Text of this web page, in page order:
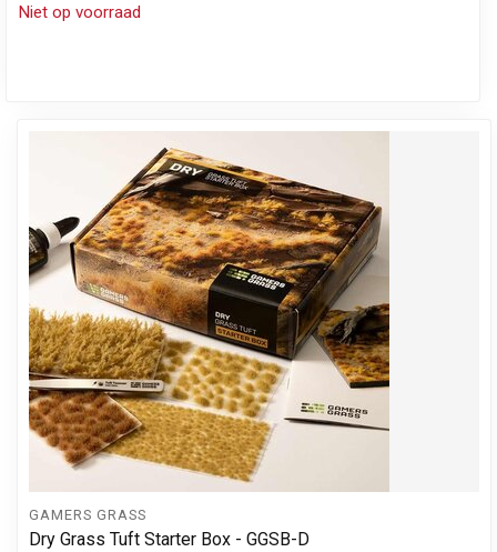
Niet op voorraad
GAMERS GRASS
Dry Grass Tuft Starter Box - GGSB-D